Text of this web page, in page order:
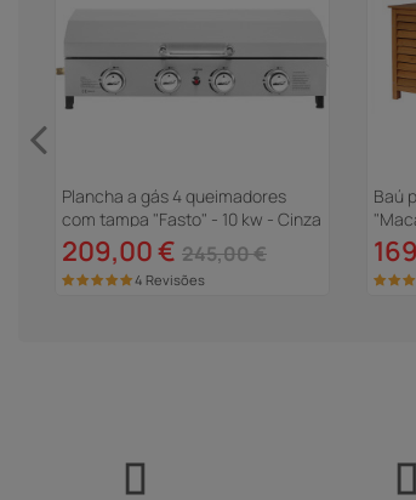
Plancha a gás 4 queimadores
com tampa "Fasto" - 10 kw - Cinza
209,00 € 245,00 €
4 Revisões
Baú